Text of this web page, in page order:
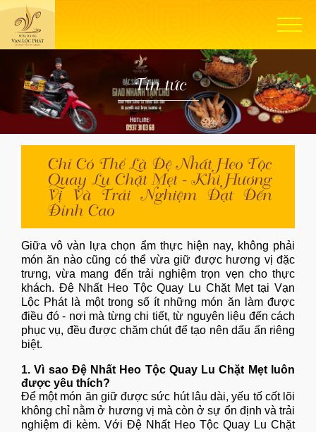
Tin tức
Chỉ Có Thể Là Đệ Nhất Heo Tộc
Quay Lu Chặt Mẹt - Khi Hương
Vị Và Trải Nghiệm Đạt Đến
Đỉnh Cao
Giữa vô vàn lựa chọn ẩm thực hiện nay, không phải
món ăn nào cũng có thể vừa giữ được hương vị đặc
trưng, vừa mang đến trải nghiệm trọn vẹn cho thực
khách. Đệ Nhất Heo Tộc Quay Lu Chặt Mẹt tại Vạn
Lộc Phátlà một trong số ít những món ăn làm được
điều đó - nơi mà từng chi tiết, từ nguyên liệu đến cách
phục vụ, đều được chăm chút để tạo nên dấu ấn riêng
biệt.
1. Vì sao Đệ Nhất Heo Tộc Quay Lu Chặt Mẹt luôn
được yêu thích?
Để một món ăn giữ được sức hút lâu dài, yếu tố cốt lõi
không chỉ nằm ở hương vị mà còn ở sự ổn định và trải
nghiệm đi kèm. Với Đệ Nhất Heo Tộc Quay Lu Chặt